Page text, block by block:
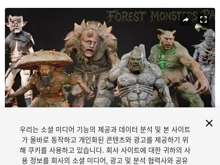
현재 슬라이드: 1 / 33
/33
우리는 소셜 미디어 기능의 제공과 데이터 분석 및 본 사이트
가 올바로 동작하고 개인화된 콘텐츠와 광고를 제공하기 위
해 쿠키를 사용하고 있습니다. 회사 사이트에 대한 귀하의 사
용 정보를 회사의 소셜 미디어, 광고 및 분석 협력사와 공유